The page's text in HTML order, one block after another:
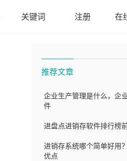
关键词 注册 在
推荐文章
企业生产管理是什么，企
件
进盘点进销存软件排行榜
进销存系统哪个简单好用
优点